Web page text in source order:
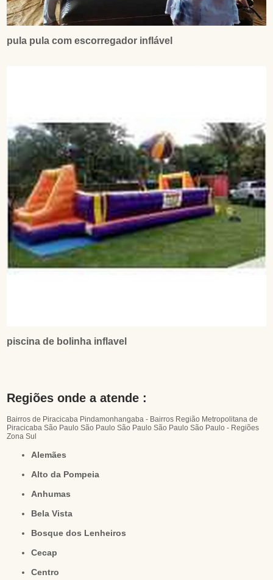
pula pula com escorregador inflável
piscina de bolinha inflavel
Regiões onde a atende :
Bairros de Piracicaba Pindamonhangaba - Bairros Região Metropolitana de
Piracicaba São Paulo São Paulo São Paulo São PauloSão Paulo - Regiões
Zona Sul
Alemães
Alto da Pompeia
Anhumas
Bela Vista
Bosque dos Lenheiros
Cecap
Centro